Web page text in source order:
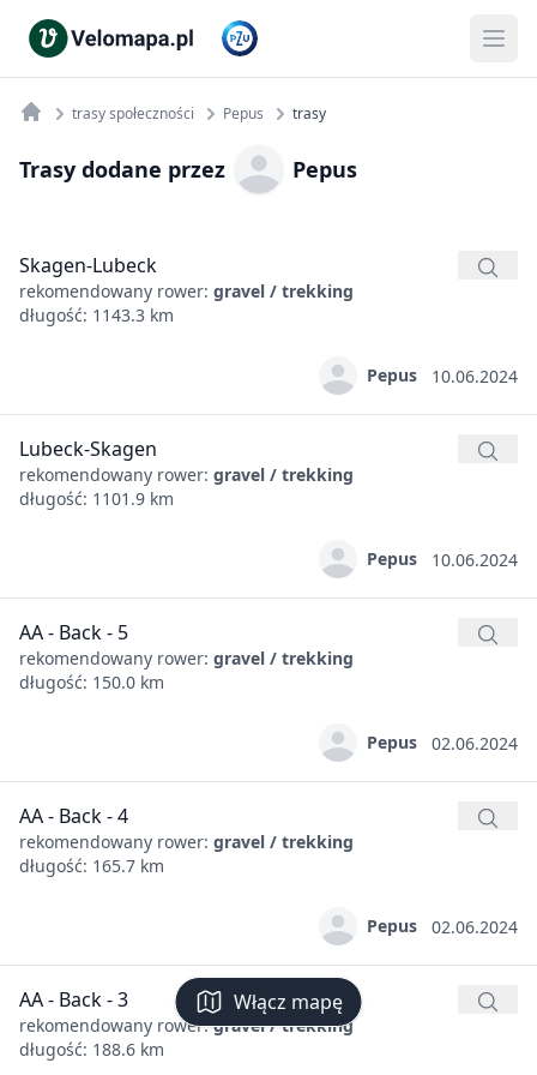
Włącz mapę
trasy społeczności Pepus trasy
Trasy dodane przez Pepus
Skagen-Lubeck
rekomendowany rower: gravel / trekking
długość: 1143.3 km
Pepus 10.06.2024
Lubeck-Skagen
rekomendowany rower: gravel / trekking
długość: 1101.9 km
Pepus 10.06.2024
AA - Back - 5
rekomendowany rower: gravel / trekking
długość: 150.0 km
Pepus 02.06.2024
AA - Back - 4
rekomendowany rower: gravel / trekking
długość: 165.7 km
Pepus 02.06.2024
AA - Back - 3
rekomendowany rower:gravel / trekking
długość: 188.6 km